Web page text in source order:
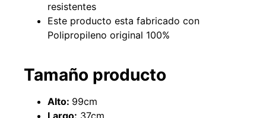
resistentes
Este producto esta fabricado con
Polipropileno original 100%
Tamaño producto
Alto: 99cm
Largo: 37cm
Pasto sintético ornamental
Importado USA: Summer
densidad 35mm Rollo
4,57*30,48mts
$1.021.490
Leer más
Empaquetadura 1/4" 6.4mm
hypalon sin tela 3 MPA
$ 1.192.666
Agregar al carrito